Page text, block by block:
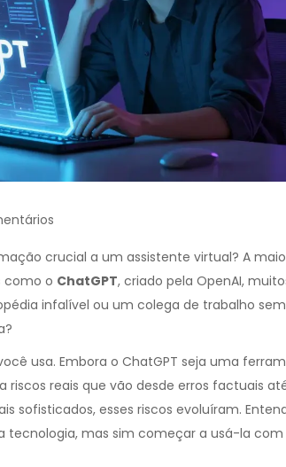
crucial a um assistente virtual? A
como o ChatGPT, criado pela OpenAI,
infalível ou um colega de trabalho
usa. Embora o ChatGPT seja uma
reais que vão desde erros factuais
sofisticados, esses riscos evoluíram.
tecnologia, mas sim começar a usá-la